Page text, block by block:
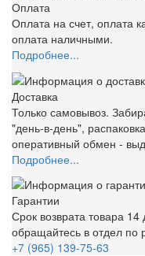
Оплата
Оплата на счет, оплата
оплата наличными.
Подробнее...
Доставка
Только самовывоз.
"день-в-день",
оперативный обмен -
Подробнее...
Гарантии
Срок возврата товара
обращайтесь в отдел по
+7 (965) 139-75-63